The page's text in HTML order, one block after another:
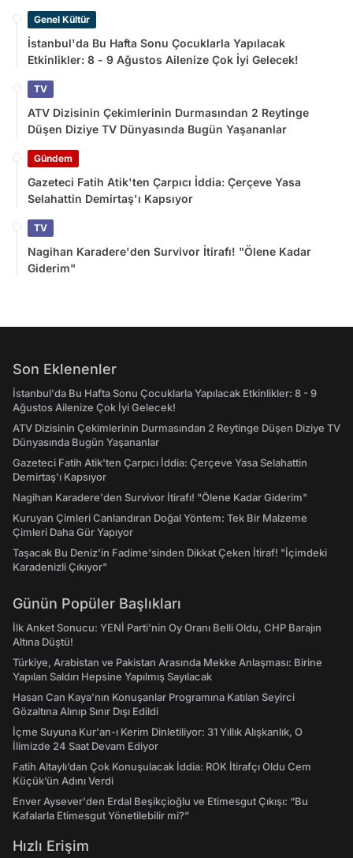
Genel Kültür
İstanbul'da Bu Hafta Sonu Çocuklarla Yapılacak
Etkinlikler: 8 - 9 Ağustos Ailenize Çok İyi Gelecek!
TV
ATV Dizisinin Çekimlerinin Durmasından 2 Reytinge
Düşen Diziye TV Dünyasında Bugün Yaşananlar
Gündem
Gazeteci Fatih Atik'ten Çarpıcı İddia: Çerçeve Yasa
Selahattin Demirtaş'ı Kapsıyor
TV
Nagihan Karadere'den Survivor İtirafı! "Ölene Kadar
Giderim"
Son Eklenenler
İstanbul'da Bu Hafta Sonu Çocuklarla Yapılacak Etkinlikler: 8 - 9
Ağustos Ailenize Çok İyi Gelecek!
ATV Dizisinin Çekimlerinin Durmasından 2 Reytinge Düşen Diziye TV
Dünyasında Bugün Yaşananlar
Gazeteci Fatih Atik'ten Çarpıcı İddia: Çerçeve Yasa Selahattin
Demirtaş'ı Kapsıyor
Nagihan Karadere'den Survivor İtirafı! "Ölene Kadar Giderim"
Kuruyan Çimleri Canlandıran Doğal Yöntem: Tek Bir Malzeme
Çimleri Daha Gür Yapıyor
Taşacak Bu Deniz'in Fadime'sinden Dikkat Çeken İtiraf! "İçimdeki
Karadenizli Çıkıyor"
Günün Popüler Başlıkları
İlk Anket Sonucu: YENİ Parti'nin Oy Oranı Belli Oldu, CHP Barajın
Altına Düştü!
Türkiye, Arabistan ve Pakistan Arasında Mekke Anlaşması: Birine
Yapılan Saldırı Hepsine Yapılmış Sayılacak
Hasan Can Kaya’nın Konuşanlar Programına Katılan Seyirci
Gözaltına Alınıp Sınır Dışı Edildi
İçme Suyuna Kur'an-ı Kerim Dinletiliyor: 31 Yıllık Alışkanlık, O
İlimizde 24 Saat Devam Ediyor
Fatih Altaylı’dan Çok Konuşulacak İddia: ROK İtirafçı Oldu Cem
Küçük’ün Adını Verdi
Enver Aysever'den Erdal Beşikçioğlu ve Etimesgut Çıkışı: “Bu
Kafalarla Etimesgut Yönetilebilir mi?”
Hızlı Erişim